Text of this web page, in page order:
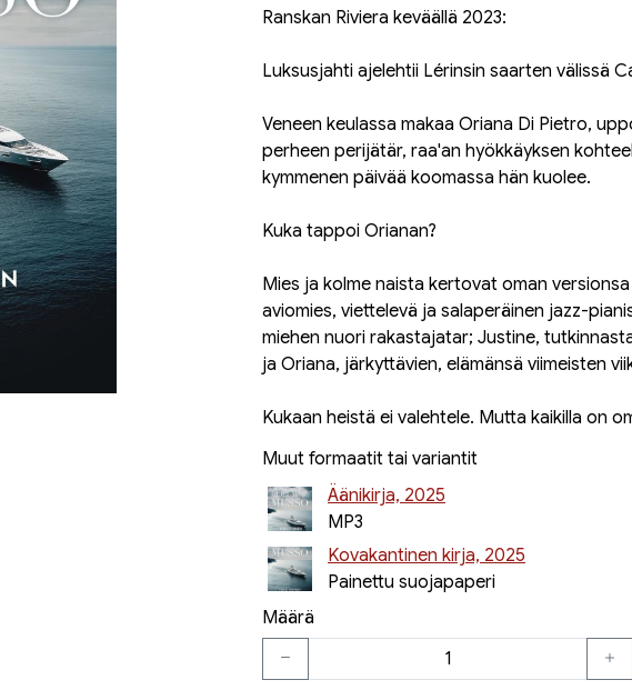
Ranskan Riviera keväällä 2023:
Luksusjahti ajelehtii Lérinsin saarten välissä
Veneen keulassa makaa Oriana Di Pietro,
perheen perijätär, raa'an hyökkäyksen
kymmenen päivää koomassa hän kuolee.
Kuka tappoi Orianan?
Mies ja kolme naista kertovat oman
aviomies, viettelevä ja salaperäinen jazz-
miehen nuori rakastajatar; Justine,
ja Oriana, järkyttävien, elämänsä viimeisten
Kukaan heistä ei valehtele. Mutta kaikilla on
Muut formaatit tai variantit
Äänikirja, 2025
MP3
Kovakantinen kirja, 2025
Painettu suojapaperi
Määrä